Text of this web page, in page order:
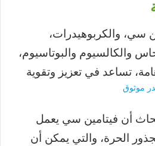
سي، والكربوهيدرات،
والكالسيوم والبوتاسيوم،
تساعد في تعزيز وتقوية
موثوق
أن فيتامين سي يعمل
الحرة، والتي يمكن أن